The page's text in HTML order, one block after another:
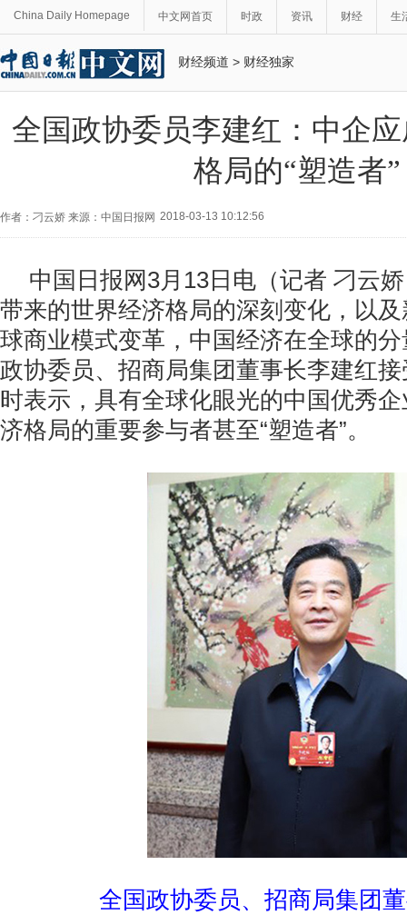
China Daily Homepage 中文网首页 时政 资讯 财经 生
财经频道 > 财经独家
全国政协委员李建红：中企
格局的“塑造者”
作者：刁云娇 来源：中国日报网 2018-03-13 10:12:56
中国日报网3月13日电（记者 刁云
带来的世界经济格局的深刻变化，以
球商业模式变革，中国经济在全球的
政协委员、招商局集团董事长李建红
时表示，具有全球化眼光的中国优秀
济格局的重要参与者甚至“塑造者”。
全国政协委员、招商局集团